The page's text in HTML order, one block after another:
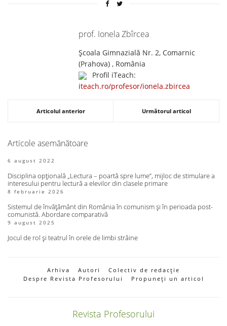
prof. Ionela Zbîrcea
Școala Gimnazială Nr. 2, Comarnic
(Prahova) , România
Profil iTeach:
iteach.ro/profesor/ionela.zbircea
Articolul anterior Următorul articol
Articole asemănătoare
6 august 2022
Disciplina opțională „Lectura – poartă spre lume”, mijloc de stimulare a
interesului pentru lectură a elevilor din clasele primare
8 februarie 2026
Sistemul de învățământ din România în comunism și în perioada post-
comunistă. Abordare comparativă
9 august 2025
Jocul de rol și teatrul în orele de limbi străine
Arhiva Autori
Colectiv de redacție
Despre Revista Profesorului
Propuneți un articol
Revista Profesorului